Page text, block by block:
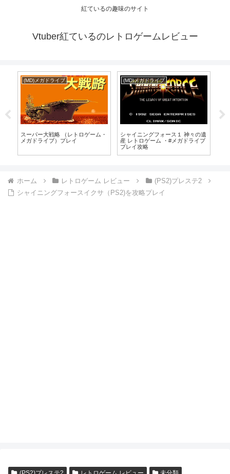
紅ているの趣味のサイト
Vtuber紅ているのレトロゲームレビュー
(MD)メガドライブ
スーパー大戦略 （レトロゲーム・
メガドライブ）プレイ
(MD)メガドライブ
シャイニングフォース１ 神々の遺
産 レトロゲーム ・#メガドライブ
プレイ攻略
ホーム レトロゲーム レビュー
(PS2)プレステ2
シャイニングフォースイクサ（PS2)を攻略プレイ